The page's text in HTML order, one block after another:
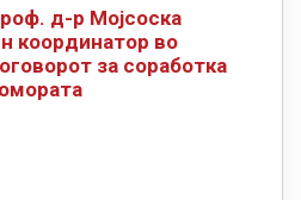
д-р Мојсоска
координатор во
за соработка